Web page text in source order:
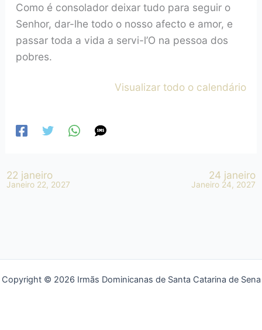
Como é consolador deixar tudo para seguir o
Senhor, dar-lhe todo o nosso afecto e amor, e
passar toda a vida a servi-l’O na pessoa dos
pobres.
Visualizar todo o calendário
22 janeiro
Janeiro 22, 2027
24 janeiro
Janeiro 24, 2027
Copyright © 2026 Irmãs Dominicanas de Santa Catarina de Sena